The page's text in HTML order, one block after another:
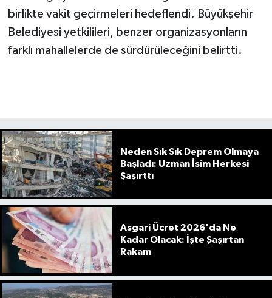
birlikte vakit geçirmeleri hedeflendi. Büyükşehir
Belediyesi yetkilileri, benzer organizasyonların
farklı mahallelerde de sürdürüleceğini belirtti.
Neden Sık Sık Deprem Olmaya
Başladı: Uzman İsim Herkesi
Şaşırttı
Asgari Ücret 2026'da Ne
Kadar Olacak: İşte Şaşırtan
Rakam